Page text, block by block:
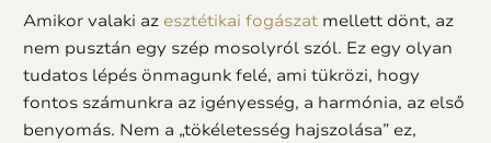
Amikor valaki az esztétikai fogászat mellett dönt, az
nem pusztán egy szép mosolyról szól. Ez egy olyan
tudatos lépés önmagunk felé, ami tükrözi, hogy
fontos számunkra az igényesség, a harmónia, az első
benyomás. Nem a „tökéletesség hajszolása” ez,